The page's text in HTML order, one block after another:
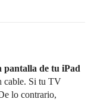
pantalla de tu iPad
cable. Si tu TV
lo contrario,